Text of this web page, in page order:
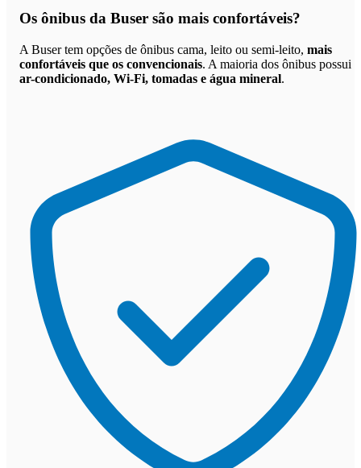
Os ônibus da Buser são mais confortáveis?
A Buser tem opções de ônibus cama, leito ou semi-leito, mais
confortáveis que os convencionais. A maioria dos ônibus possui
ar-condicionado, Wi-Fi, tomadas e água mineral.